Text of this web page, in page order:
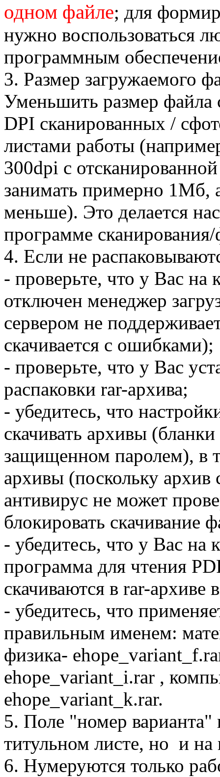
одном файле; для
нужно воспользоваться
программным
3. Размер загружаемого
Уменьшить размер
DPI сканированных /
листами работы
300dpi с
занимать примерно 1Мб,
меньше). Это делается
программе
4. Если не
- проверьте, что у Вас на
отключен менеджер
сервером не
скачивается с ошибками);
- проверьте, что у Вас
распаковки rar-архива;
- убедитесь, что
скачивать архивы
защищенном паролем), в
архивы (поскольку
антивирус не может
блокировать скачивание
- убедитесь, что у Вас на
программа для чтения
скачиваются в rar-архиве
- убедитесь, что
правильным именем:
физика-
ehope_variant_i.rar ,
ehope_variant_k.rar.
5. Поле "номер варианта"
титульном листе, но и на
6. Нумеруются только